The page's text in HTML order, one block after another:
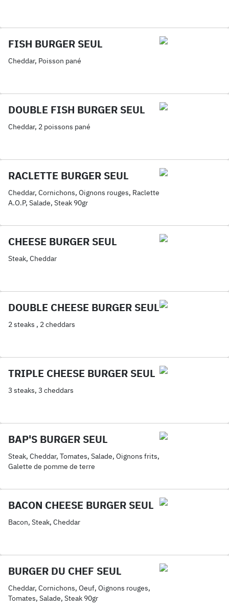
FISH BURGER SEUL
Cheddar, Poisson pané
DOUBLE FISH BURGER SEUL
Cheddar, 2 poissons pané
RACLETTE BURGER SEUL
Cheddar, Cornichons, Oignons rouges, Raclette
A.O.P, Salade, Steak 90gr
CHEESE BURGER SEUL
Steak, Cheddar
DOUBLE CHEESE BURGER SEUL
2 steaks , 2 cheddars
TRIPLE CHEESE BURGER SEUL
3 steaks, 3 cheddars
BAP'S BURGER SEUL
Steak, Cheddar, Tomates, Salade, Oignons frits,
Galette de pomme de terre
BACON CHEESE BURGER SEUL
Bacon, Steak, Cheddar
BURGER DU CHEF SEUL
Cheddar, Cornichons, Oeuf, Oignons rouges,
Tomates, Salade, Steak 90gr